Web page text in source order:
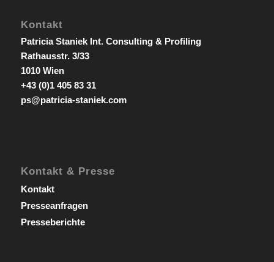
Kontakt
Patricia Staniek Int. Consulting & Profiling
Rathausstr. 3/33
1010 Wien
+43 (0)1 405 83 31
ps@patricia-staniek.com
Kontakt & Presse
Kontakt
Presseanfragen
Presseberichte